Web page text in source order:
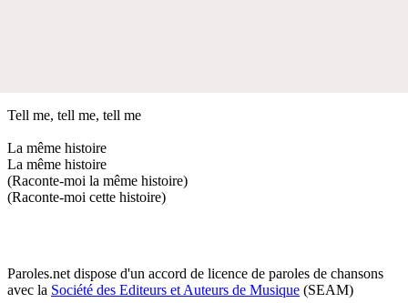
Tell me, tell me, tell me
La même histoire
La même histoire
(Raconte-moi la même histoire)
(Raconte-moi cette histoire)
Paroles.net dispose d'un accord de licence de paroles de chansons
avec la Société des Editeurs et Auteurs de Musique (SEAM)